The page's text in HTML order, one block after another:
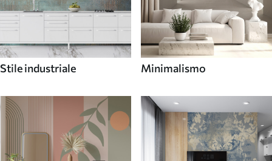
Stile industriale Minimalismo